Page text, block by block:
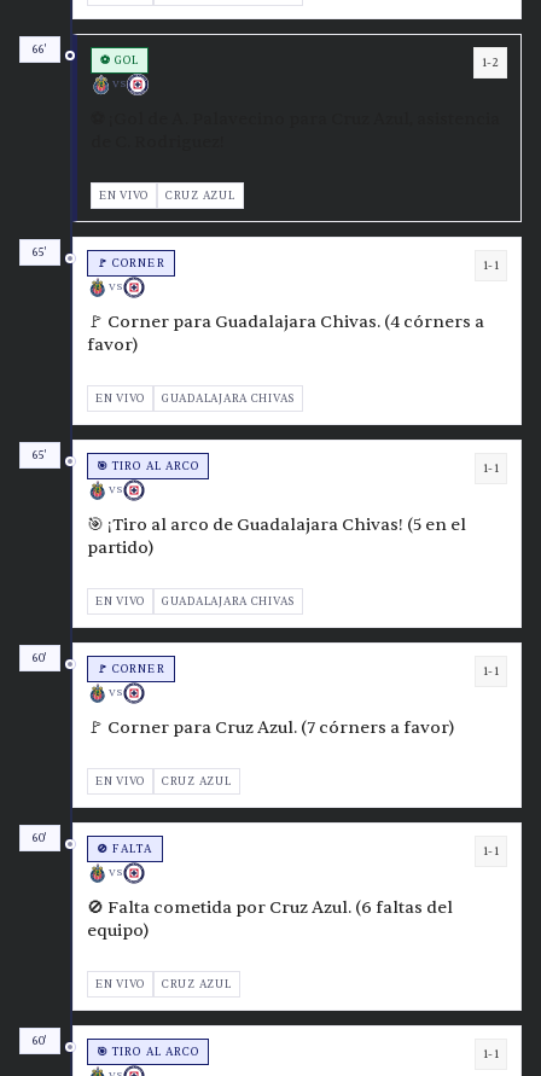
66'
⚽ GOL
VS
1-2
EN VIVO CRUZ AZUL
65'
🚩 CORNER
VS
1-1
🚩 Corner para Guadalajara Chivas. (4 córners a
favor)
EN VIVO GUADALAJARA CHIVAS
65'
🎯 TIRO AL ARCO
VS
1-1
🎯 ¡Tiro al arco de Guadalajara Chivas! (5 en el
partido)
EN VIVO GUADALAJARA CHIVAS
60'
🚩 CORNER
VS
1-1
🚩 Corner para Cruz Azul. (7 córners a favor)
EN VIVO CRUZ AZUL
60'
🚫 FALTA
VS
1-1
🚫 Falta cometida por Cruz Azul. (6 faltas del
equipo)
EN VIVO CRUZ AZUL
60'
🎯 TIRO AL ARCO 1-1